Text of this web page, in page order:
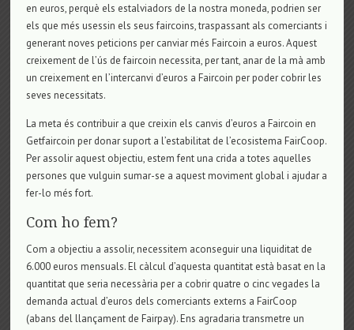
en euros, perquè els estalviadors de la nostra moneda, podrien ser
els que més usessin els seus faircoins, traspassant als comerciants i
generant noves peticions per canviar més Faircoin a euros. Aquest
creixement de l’ús de faircoin necessita, per tant, anar de la mà amb
un creixement en l’intercanvi d’euros a Faircoin per poder cobrir les
seves necessitats.
La meta és contribuir a que creixin els canvis d’euros a Faircoin en
Getfaircoin per donar suport a l’estabilitat de l’ecosistema FairCoop.
Per assolir aquest objectiu, estem fent una crida a totes aquelles
persones que vulguin sumar-se a aquest moviment global i ajudar a
fer-lo més fort.
Com ho fem?
Com a objectiu a assolir, necessitem aconseguir una liquiditat de
6.000 euros mensuals. El càlcul d’aquesta quantitat està basat en la
quantitat que seria necessària per a cobrir quatre o cinc vegades la
demanda actual d’euros dels comerciants externs a FairCoop
(abans del llançament de Fairpay). Ens agradaria transmetre un